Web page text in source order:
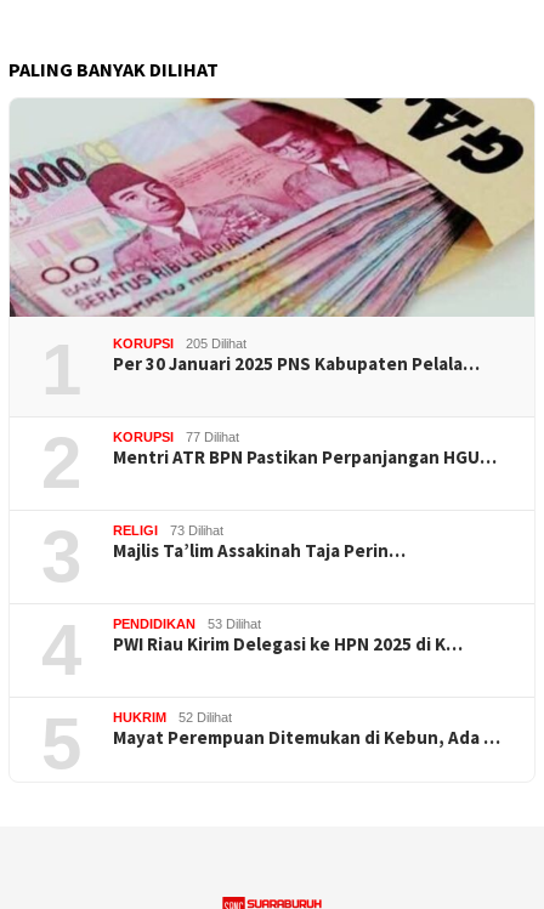
PALING BANYAK DILIHAT
1 KORUPSI 205 Dilihat
Per 30 Januari 2025 PNS Kabupaten Pelala…
2 KORUPSI 77 Dilihat
Mentri ATR BPN Pastikan Perpanjangan HGU…
3 RELIGI 73 Dilihat
Majlis Ta’lim Assakinah Taja Perin…
4 PENDIDIKAN 53 Dilihat
PWI Riau Kirim Delegasi ke HPN 2025 di K…
5 HUKRIM 52 Dilihat
Mayat Perempuan Ditemukan di Kebun, Ada …